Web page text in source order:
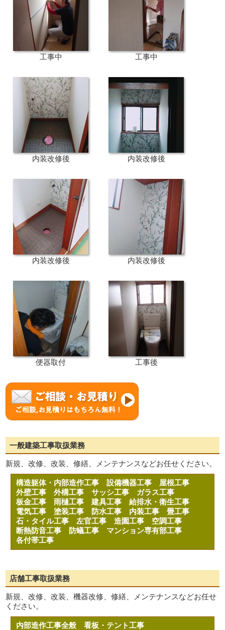
工事中 工事中
内装改修後 内装改修後
内装改修後 内装改修後
便器取付 工事後
一般建築工事取扱業務
新規、改修、改装、修繕、メンテナンスなどお任せください。
構造躯体・内部造作工事設備機器工事 屋根工事
外壁工事外構工事サッシ工事 ガラス工事
板金工事雨樋工事建具工事給排水・衛生工事
電気工事塗装工事 防水工事 内装工事畳工事
石・タイル工事左官工事造園工事 空調工事
断熱防音工事
防蟻工事 マンション専有部工事
各付帯工事
店舗工事取扱業務
新規、改修、改装、機器改修、修繕、メンテナンスなどお任せ
ください。
内部造作工事全般看板・テント工事